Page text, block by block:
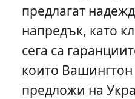
предлагат
напредък, като
сега са
които
предложи на